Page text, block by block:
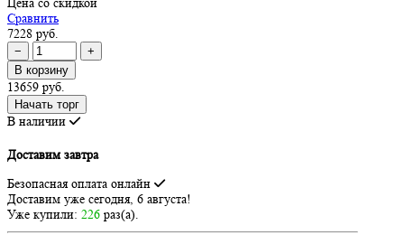
Сравнить
7228 руб.
−
+
В корзину
13659 руб.
Начать торг
В наличии
Доставим завтра
Безопасная оплата онлайн
Доставим уже сегодня, 6 августа!
Уже купили: 226 раз(a).